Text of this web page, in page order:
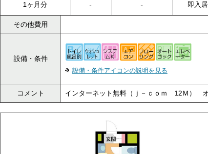
1ヶ月分
-
-
即入居
その他費用
設備・条件
設備・条件アイコンの説明を見る
コメント インターネット無料（ｊ－ｃｏｍ 12Ｍ） オ